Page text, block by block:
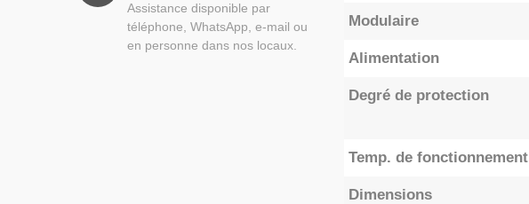
Assistance disponible par
téléphone, WhatsApp, e-mail ou
en personne dans nos locaux.
Modulaire
Alimentation
Degré de protection
Temp. de fonctionnement
Dimensions